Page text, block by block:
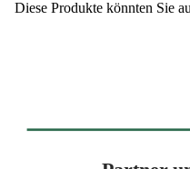
Diese Produkte könnten Sie